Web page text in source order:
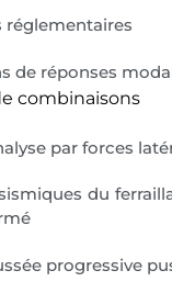
réglementaires
de réponses
combinaisons
par forces
du
progressive